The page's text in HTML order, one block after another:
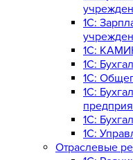
1C:
1C:
1C:
1С:
1С:
1С:
1С:
Отраслевые